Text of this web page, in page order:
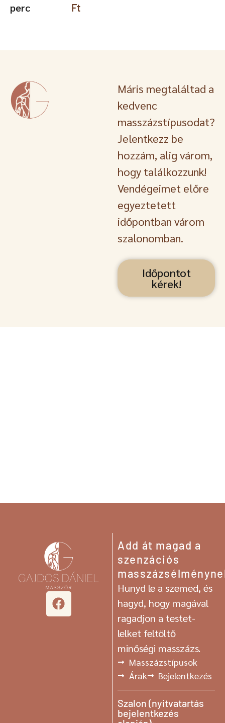
perc
Ft
Máris megtaláltad a
kedvenc
masszázstípusodat?
Jelentkezz be
hozzám, alig várom,
hogy találkozzunk!
Vendégeimet előre
egyeztetett
időpontban várom
szalonomban.
Időpontot
kérek!
Add át magad a
szenzációs
Hunyd le a szemed, és
hagyd, hogy magával
ragadjon a testet-
lelket feltöltő
minőségi masszázs.
Masszázstípusok
Árak
Bejelentkezés
Szalon (nyitvatartás
bejelentkezés